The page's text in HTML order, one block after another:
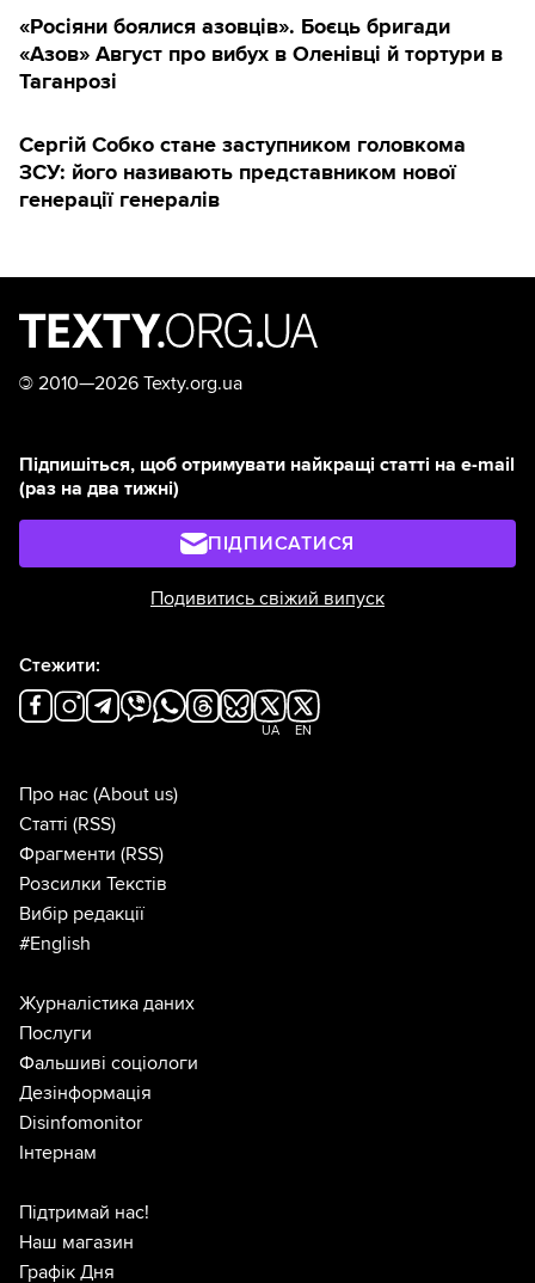
«Росіяни боялися азовців». Боєць бригади
«Азов» Август про вибух в Оленівці й тортури в
Таганрозі
Сергій Собко стане заступником головкома
ЗСУ: його називають представником нової
генерації генералів
© 2010—2026 Texty.org.ua
Підпишіться, щоб отримувати найкращі статті на e-mail
(раз на два тижні)
ПІДПИСАТИСЯ
Подивитись свіжий випуск
Стежити:
UA EN
Про нас (About us)
Статті (RSS)
Фрагменти (RSS)
Розсилки Текстів
Вибір редакції
#English
Журналістика даних
Послуги
Фальшиві соціологи
Дезінформація
Disinfomonitor
Інтернам
Підтримай нас!
Наш магазин
Графік Дня